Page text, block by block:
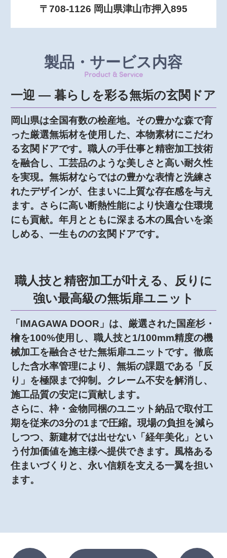
〒708-1126 岡山県津山市押入895
製品・サービス内容
Product & Service
一迎 ― 暮らしを彩る無垢の玄関ドア
岡山県は全国有数の桧産地。その豊かな森で育
った厳選無垢材を使用した、本物素材にこだわ
る玄関ドアです。職人の手仕事と精密加工技術
を融合し、工芸品のような美しさと高い耐久性
を実現。無垢材ならではの豊かな表情と洗練さ
れたデザインが、住まいに上質な存在感を与え
ます。さらに高い断熱性能により快適な住環境
にも貢献。年月とともに深まる木の風合いを楽
しめる、一生ものの玄関ドアです。
職人技と精密加工が叶える、反りに
強い最高級の無垢扉ユニット
「IMAGAWA DOOR」は、厳選された国産杉・
檜を100%使用し、職人技と1/100mm精度の機
械加工を融合させた無垢扉ユニットです。徹底
した含水率管理により、無垢の課題である「反
り」を極限まで抑制。クレーム不安を解消し、
施工品質の安定に貢献します。
さらに、枠・金物同梱のユニット納品で取付工
期を従来の3分の1まで圧縮。現場の負担を減ら
しつつ、新建材では出せない「経年美化」とい
う付加価値を施主様へ提供できます。風格ある
住まいづくりと、永い信頼を支える一翼を担い
ます。